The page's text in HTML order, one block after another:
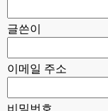
글쓴이
이메일 주소
비밀번호